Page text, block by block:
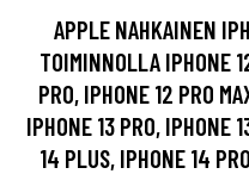
APPLE NAHKAINEN
TOIMINNOLLA IPHONE
PRO, IPHONE 12 PRO
IPHONE 13 PRO, IPHONE
14 PLUS, IPHONE 14